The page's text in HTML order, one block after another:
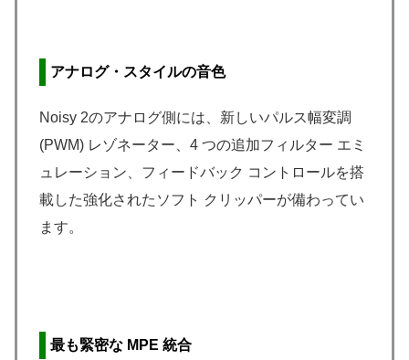
アナログ・スタイルの音色
Noisy 2のアナログ側には、新しいパルス幅変調
(PWM) レゾネーター、4 つの追加フィルター エミ
ュレーション、フィードバック コントロールを搭
載した強化されたソフト クリッパーが備わってい
ます。
最も緊密な MPE 統合